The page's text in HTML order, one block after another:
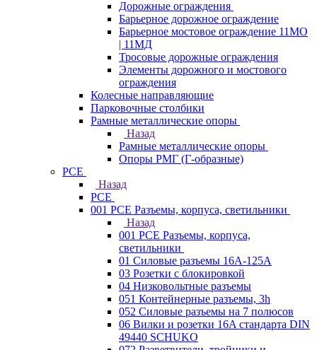
Дорожные ограждения
Барьерное дорожное ограждение
Барьерное мостовое ограждение 11МО
| 11МД
Тросовые дорожные ограждения
Элементы дорожного и мостового
ограждения
Колесные направляющие
Парковочные столбики
Рамные металлические опоры
Назад
Рамные металлические опоры
Опоры РМГ (Г-образные)
PCE
Назад
PCE
001 PCE Разъемы, корпуса, светильники
Назад
001 PCE Разъемы, корпуса,
светильники
01 Силовые разъемы 16А-125А
03 Розетки с блокировкой
04 Низковольтные разъемы
051 Контейнерные разъемы, 3h
052 Силовые разъемы на 7 полюсов
06 Вилки и розетки 16A стандарта DIN
49440 SCHUKO